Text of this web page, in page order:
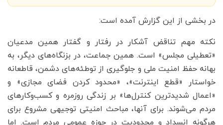
در بخشی از این گزارش آمده است:
نکته مهم تناقض آشکار در رفتار و گفتار همین مدعیان
«تعطیلی مجلس» است. همین جماعت، در بزنگاه‌های دیگر، به
بهانه حفظ امنیت ملی و جلوگیری از توطئه‌های دشمن، قاطعانه
خواستار «قطع اینترنت»، «محدود کردن فضای مجازی» و
«اعمال شدیدترین کنترل‌ها» بر زندگی روزمره و کسب‌وکارهای
مردم می‌شوند. برای آنها، مباحث امنیتی توجیهی مشروع برای
هرگونه انسداد و محدودیت در حوزه عمومی مردم است. اما